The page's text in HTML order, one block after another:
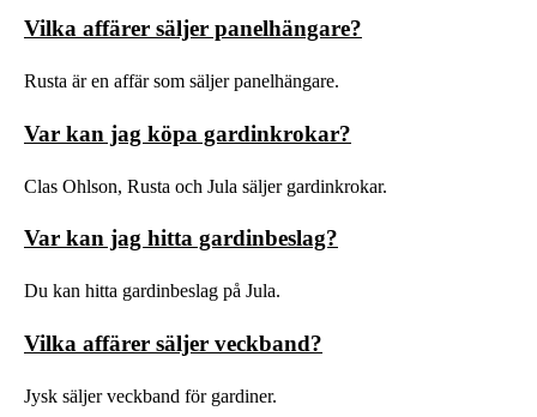
Vilka affärer säljer panelhängare?
Rusta är en affär som säljer panelhängare.
Var kan jag köpa gardinkrokar?
Clas Ohlson, Rusta och Jula säljer gardinkrokar.
Var kan jag hitta gardinbeslag?
Du kan hitta gardinbeslag på Jula.
Vilka affärer säljer veckband?
Jysk säljer veckband för gardiner.